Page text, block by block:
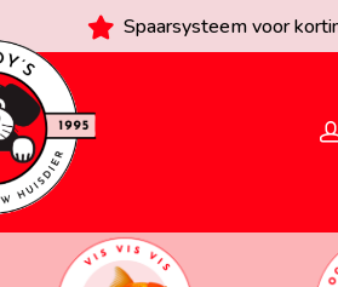
Spaarsysteem voor